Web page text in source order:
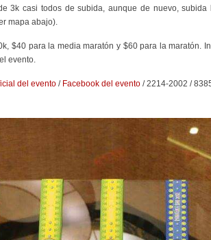
3k casi todos de subida, aunque de nuevo,
mapa abajo).
$40 para la media maratón y $60 para la maratón.
evento.
del evento / Facebook del evento / 2214-2002 /